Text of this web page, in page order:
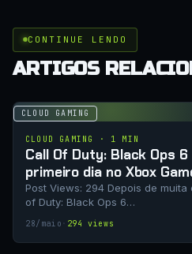
CONTINUE LENDO
ARTIGOS
CLOUD GAMING
CLOUD GAMING · 1 MIN
Call Of Duty: Black Ops
primeiro dia no Xbox
Post Views: 294 Depois de
of Duty: Black Ops 6…
28/maio · 294 views